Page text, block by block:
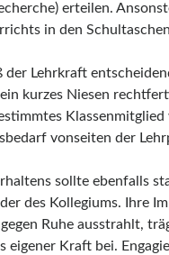
erteilen.
in den
der Lehrkraft
kurzes Niesen
vonseiten der
sollte ebenfalls
des Kollegiums. Ihre
Ruhe ausstrahlt,
eigener Kraft bei.